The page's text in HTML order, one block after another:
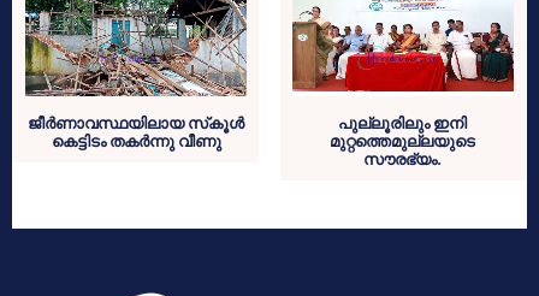
ജീര്‍ണാവസ്ഥയിലായ സ്‌കൂള്‍
കെട്ടിടം തകര്‍ന്നു വീണു
പുല്ലൂരിലും ഇനി
മുറ്റത്തെമുല്ലയുടെ
സൗരഭ്യം.